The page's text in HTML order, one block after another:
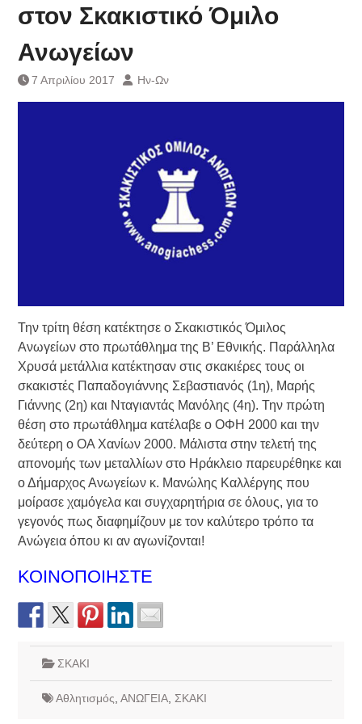
Τράπεζας- ΕΚΤ
Κατάργηση βιβλιαρίων Υγείας
Κάθοδος αγροτών
Δικαιοσύνη
στον Σκακιστικό Όμιλο
Ανωγείων
7 Απριλίου 2017 Ην-Ων
Την τρίτη θέση κατέκτησε ο Σκακιστικός Όμιλος
Ανωγείων στο πρωτάθλημα της Β’ Εθνικής. Παράλληλα
Χρυσά μετάλλια κατέκτησαν στις σκακιέρες τους οι
σκακιστές Παπαδογιάννης Σεβαστιανός (1η), Μαρής
Γιάννης (2η) και Νταγιαντάς Μανόλης (4η). Την πρώτη
θέση στο πρωτάθλημα κατέλαβε ο ΟΦΗ 2000 και την
δεύτερη ο ΟΑ Χανίων 2000. Μάλιστα στην τελετή της
απονομής των μεταλλίων στο Ηράκλειο παρευρέθηκε και
ο Δήμαρχος Ανωγείων κ. Μανώλης Καλλέργης που
μοίρασε χαμόγελα και συγχαρητήρια σε όλους, για το
γεγονός πως διαφημίζουν με τον καλύτερο τρόπο τα
Ανώγεια όπου κι αν αγωνίζονται!
ΚΟΙΝΟΠΟΙΗΣΤΕ
ΣΚΑΚΙ
Αθλητισμός ΑΝΩΓΕΙΑ, ΣΚΑΚΙ